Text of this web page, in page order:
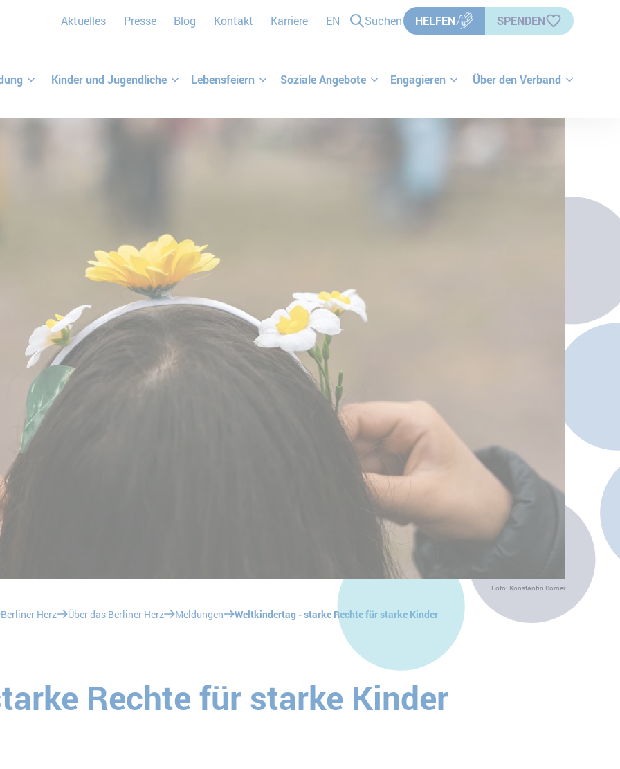
Aktuelles Presse Blog Kontakt Karriere EN Suchen HELFEN SPENDEN
Kinder und Jugendliche Lebensfeiern Soziale Angebote Engagieren Über den Verband
Foto: Konstantin Börner
Berliner Herz Über das Berliner Herz Meldungen Weltkindertag - starke Rechte für starke Kinder
Rechte für starke Kinder